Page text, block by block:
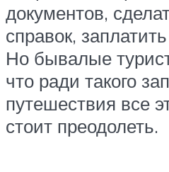
документов,
справок,
Но бывалые
что ради такого
путешествия все
стоит преодолеть.